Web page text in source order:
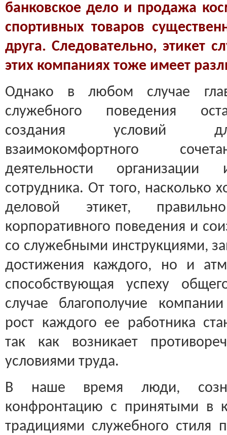
банковское дело и продажа
спортивных товаров
друга. Следовательно, этикет
этих компаниях тоже имеет
Однако в любом случае
служебного поведения
создания условий
взаимокомфортного
деятельности
сотрудника. От того,
деловой этикет,
корпоративного поведения и
со служебными инструкциями,
достижения каждого, но и
способствующая успеху
случае благополучие
рост каждого ее работника
так как возникает
условиями труда.
В наше время люди,
конфронтацию с принятыми в
традициями служебного стиля